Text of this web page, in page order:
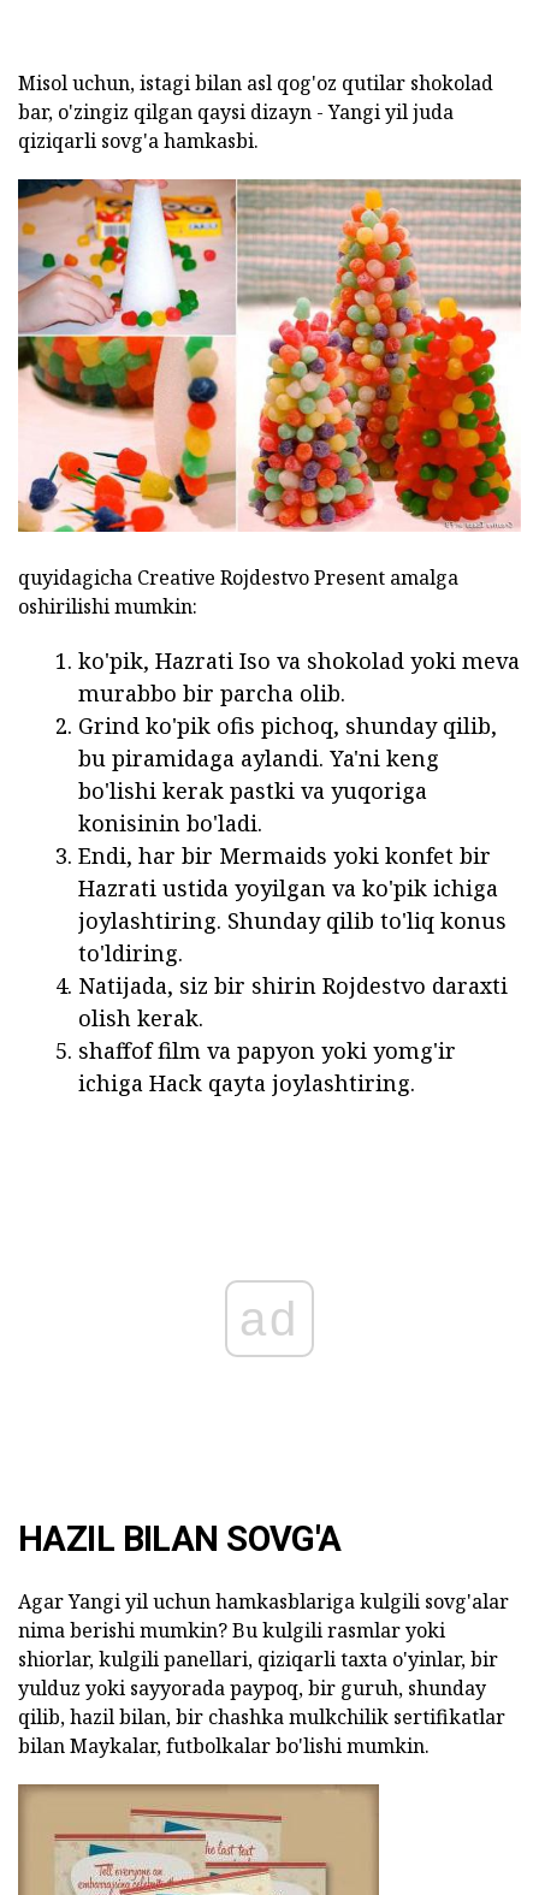
Misol uchun, istagi bilan asl qog'oz qutilar shokolad
bar, o'zingiz qilgan qaysi dizayn - Yangi yil juda
qiziqarli sovg'a hamkasbi.
quyidagicha Creative Rojdestvo Present amalga
oshirilishi mumkin:
ko'pik, Hazrati Iso va shokolad yoki meva
murabbo bir parcha olib.
Grind ko'pik ofis pichoq, shunday qilib,
bu piramidaga aylandi. Ya'ni keng
bo'lishi kerak pastki va yuqoriga
konisinin bo'ladi.
Endi, har bir Mermaids yoki konfet bir
Hazrati ustida yoyilgan va ko'pik ichiga
joylashtiring. Shunday qilib to'liq konus
to'ldiring.
Natijada, siz bir shirin Rojdestvo daraxti
olish kerak.
shaffof film va papyon yoki yomg'ir
ichiga Hack qayta joylashtiring.
ad
HAZIL BILAN SOVG'A
Agar Yangi yil uchun hamkasblariga kulgili sovg'alar
nima berishi mumkin? Bu kulgili rasmlar yoki
shiorlar, kulgili panellari, qiziqarli taxta o'yinlar, bir
yulduz yoki sayyorada paypoq, bir guruh, shunday
qilib, hazil bilan, bir chashka mulkchilik sertifikatlar
bilan Maykalar, futbolkalar bo'lishi mumkin.